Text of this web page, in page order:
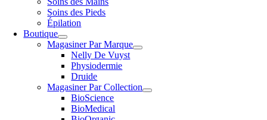
Soins des Pieds
Épilation
Boutique
Magasiner Par Marque
Nelly De Vuyst
Physiodermie
Druide
Magasiner Par Collection
BioScience
BioMedical